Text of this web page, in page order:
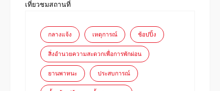
เที่ยวชมสถานที่
กลางแจ้ง เหตุการณ์ ช้อปปิ้ง
สิ่งอำนวยความสะดวกเพื่อการพักผ่อน
ยานพาหนะ ประสบการณ์